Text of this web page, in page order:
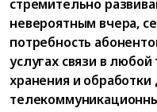
стремительно
невероятным вчера,
потребность
услугах связи в
хранения и обработки